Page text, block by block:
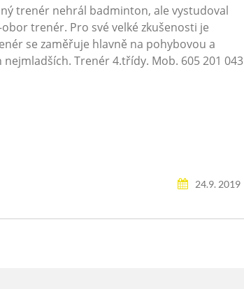
trenér nehrál badminton, ale vystudoval
trenér. Pro své velké zkušenosti je
se zaměřuje hlavně na pohybovou a
Trenér 4.třídy. Mob. 605 201 043
24.9. 2019